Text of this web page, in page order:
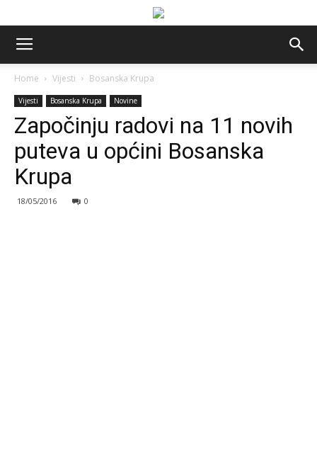
Home Vijesti Bosanska Krupa
Vijesti Bosanska Krupa Novine
Započinju radovi na 11 novih
puteva u općini Bosanska
Krupa
18/05/2016 0